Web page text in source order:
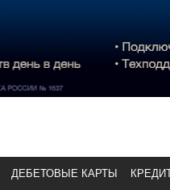
ДЕБЕТОВЫЕ КАРТЫ